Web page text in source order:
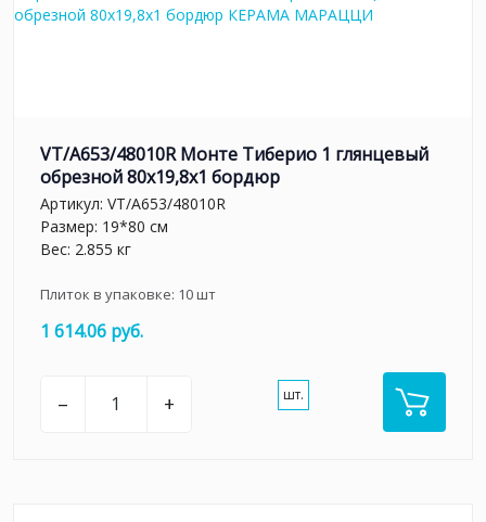
VT/A653/48010R Монте Тиберио 1 глянцевый
обрезной 80x19,8x1 бордюр
Артикул: VT/A653/48010R
Размер: 19*80 см
Вес: 2.855 кг
Плиток в упаковке: 10шт
1 614.06 руб.
– + шт.